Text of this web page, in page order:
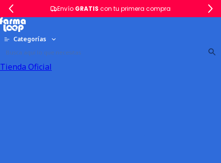
Envío GRATIS con tu primera compra
Categorías
Tienda Oficial